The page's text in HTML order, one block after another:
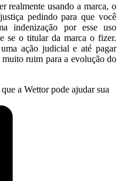
realmente usando a marca, o
pedindo para que você
indenização por esse uso
se o titular da marca o fizer.
ação judicial e até pagar
ruim para a evolução do
a Wettor pode ajudar sua